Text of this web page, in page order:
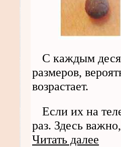
С каждым
размеров,
возрастает.
Если их на
раз. Здесь
Читать далее